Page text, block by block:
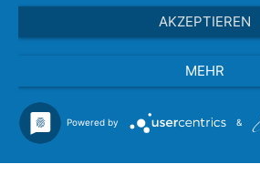
AKZEPTIEREN
MEHR
Powered by &